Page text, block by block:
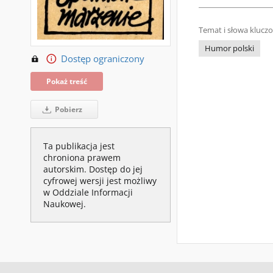
Dostęp ograniczony
Pokaż treść
Pobierz
Ta publikacja jest
chroniona prawem
autorskim. Dostęp do jej
cyfrowej wersji jest możliwy
w Oddziale Informacji
Naukowej.
Temat i słowa
Humor polski